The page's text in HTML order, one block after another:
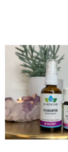
de
hoofdinhoud